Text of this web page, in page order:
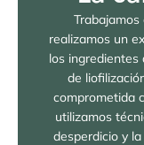
realizamos un
los ingredientes
de
comprometida
utilizamos
desperdicio y